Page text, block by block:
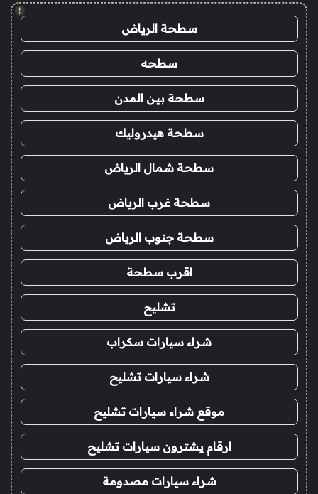
!
سطحة الرياض
سطحه
سطحة بين المدن
سطحة هيدروليك
سطحة شمال الرياض
سطحة غرب الرياض
سطحة جنوب الرياض
اقرب سطحة
تشليح
شراء سيارات سكراب
شراء سيارات تشليح
موقع شراء سيارات تشليح
ارقام يشترون سيارات تشليح
شراء سيارات مصدومة